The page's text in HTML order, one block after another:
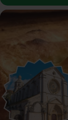
CONTATTI